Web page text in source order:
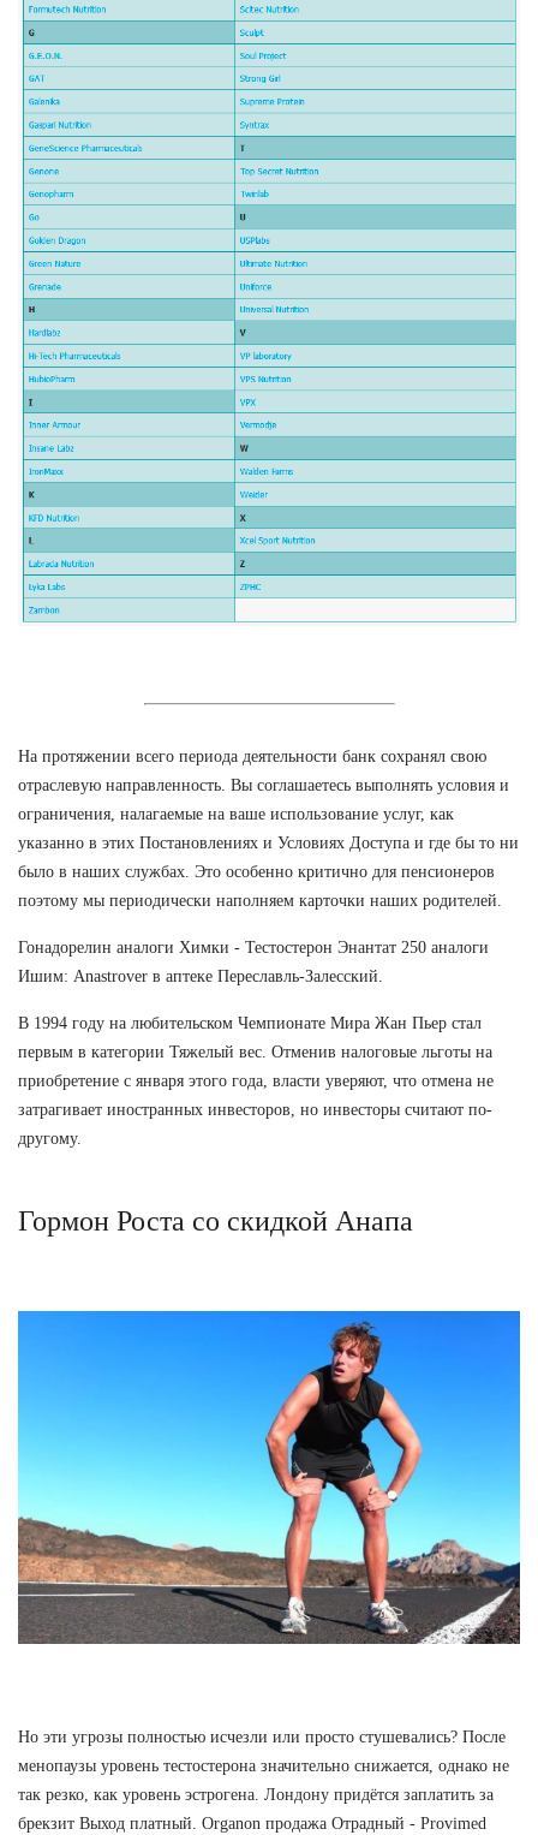
На протяжении всего периода деятельности банк сохранял свою
отраслевую направленность. Вы соглашаетесь выполнять условия и
ограничения, налагаемые на ваше использование услуг, как
указанно в этих Постановлениях и Условиях Доступа и где бы то ни
было в наших службах. Это особенно критично для пенсионеров
поэтому мы периодически наполняем карточки наших родителей.
Гонадорелин аналоги Химки - Тестостерон Энантат 250 аналоги
Ишим: Anastrover в аптеке Переславль-Залесский.
В 1994 году на любительском Чемпионате Мира Жан Пьер стал
первым в категории Тяжелый вес. Отменив налоговые льготы на
приобретение с января этого года, власти уверяют, что отмена не
затрагивает иностранных инвесторов, но инвесторы считают по-
другому.
Гормон Роста со скидкой Анапа
Но эти угрозы полностью исчезли или просто стушевались? После
менопаузы уровень тестостерона значительно снижается, однако не
так резко, как уровень эстрогена. Лондону придётся заплатить за
брекзит Выход платный. Organon продажа Отрадный - Provimed